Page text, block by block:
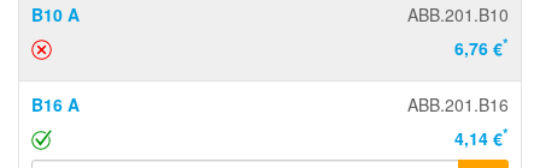
B10 A
ABB.201.B10
6,76 €*
B16 A
ABB.201.B16
4,14 €*